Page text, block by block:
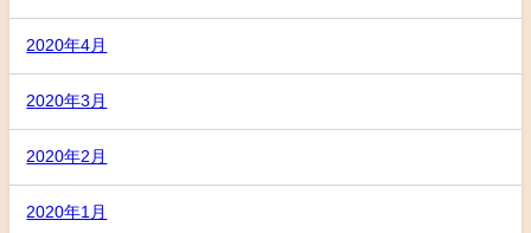
2020年4月
2020年3月
2020年2月
2020年1月